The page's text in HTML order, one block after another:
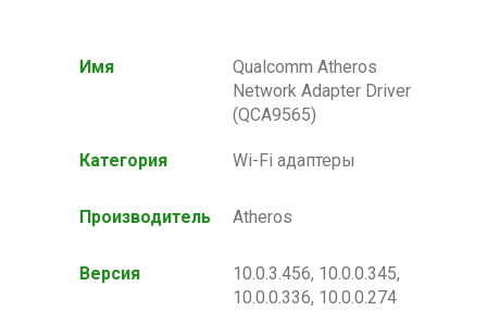
Имя
Qualcomm Atheros
Network Adapter Driver
(QCA9565)
Категория Wi-Fi адаптеры
Производитель Atheros
Версия
10.0.3.456, 10.0.0.345,
10.0.0.336, 10.0.0.274